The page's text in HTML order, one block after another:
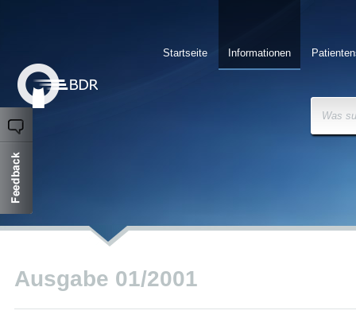
Informationen
Startseite
Was
Ausgabe 01/2001